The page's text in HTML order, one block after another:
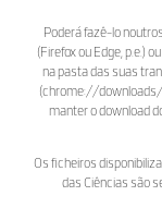
Poderá fazê-lo
(Firefox ou Edge, p.e.)
na pasta das suas
(chrome://
manter o download
Os ficheiros
das Ciências são